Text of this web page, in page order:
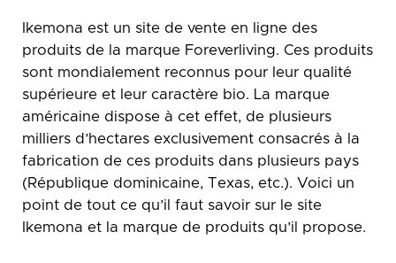
Ikemona est un site de vente en ligne des
produits de la marque Foreverliving. Ces produits
sont mondialement reconnus pour leur qualité
supérieure et leur caractère bio. La marque
américaine dispose à cet effet, de plusieurs
milliers d’hectares exclusivement consacrés à la
fabrication de ces produits dans plusieurs pays
(République dominicaine, Texas, etc.). Voici un
point de tout ce qu’il faut savoir sur le site
Ikemona et la marque de produits qu’il propose.